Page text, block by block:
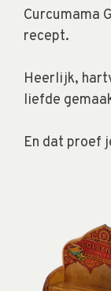
Curcumama
recept.
Heerlijk,
liefde
En dat proef